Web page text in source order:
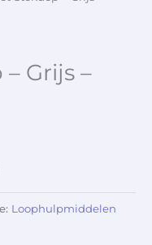
Grijs –
Loophulpmiddelen